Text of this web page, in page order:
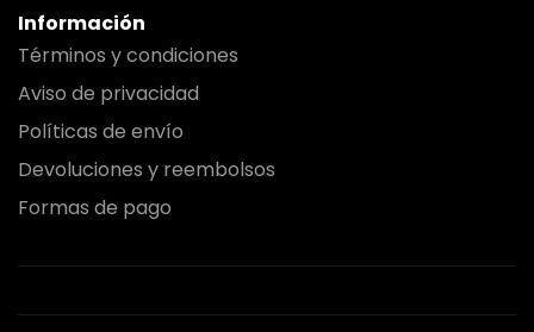
Información
Términos y condiciones
Aviso de privacidad
Políticas de envío
Devoluciones y reembolsos
Formas de pago